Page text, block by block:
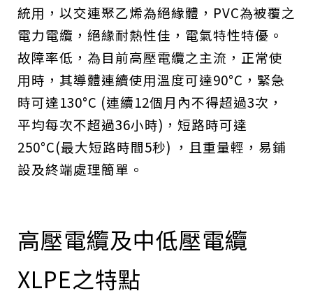
統用，以交連聚乙烯為絕緣體，PVC為被覆之
電力電纜，絕緣耐熱性佳，電氣特性特優。
故障率低，為目前高壓電纜之主流，正常使
用時，其導體連續使用溫度可達90°C，緊急
時可達130°C (連續12個月內不得超過3次，
平均每次不超過36小時)，短路時可達
250°C(最大短路時間5秒) ，且重量輕，易鋪
設及終端處理簡單。
高壓電纜及中低壓電纜
XLPE之特點